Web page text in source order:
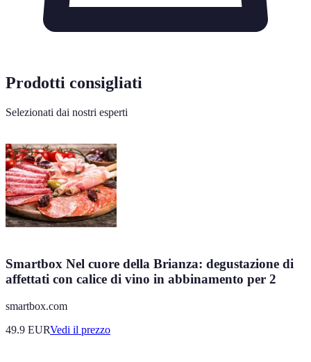
Prodotti consigliati
Selezionati dai nostri esperti
Smartbox Nel cuore della Brianza: degustazione di
affettati con calice di vino in abbinamento per 2
smartbox.com
49.9 EURVedi il prezzo